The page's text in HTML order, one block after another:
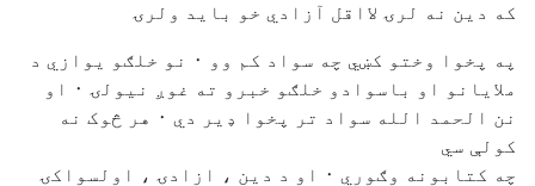
که دين نه لرۍ لااقل آزادي خو بايد ولرۍ
په پخوا وختو کښي چه سواد کم وو ٠ نو خلګو يوازي د
ملايانو او باسوادو خلګو خبرو ته غوږ نيولۍ ٠ او
نن الحمد الله سواد تر پخوا ډير دي ٠ هر څوک نه
کولې سي
چه کتابونه وګوري ٠ او د دين ، ازادۍ ، اولسواکۍ